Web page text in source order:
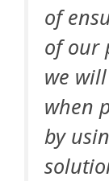
of
of our
we
when
by